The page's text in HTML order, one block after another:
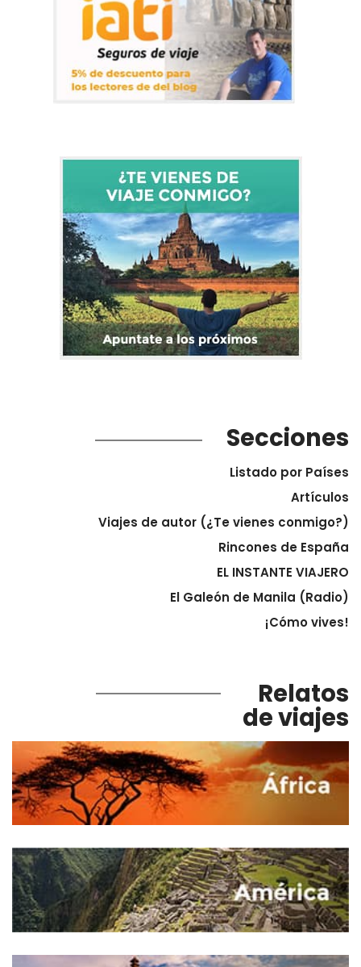
Secciones
Listado por Países
Artículos
Viajes de autor (¿Te vienes conmigo?)
Rincones de España
EL INSTANTE VIAJERO
El Galeón de Manila (Radio)
¡Cómo vives!
Relatos
de viajes